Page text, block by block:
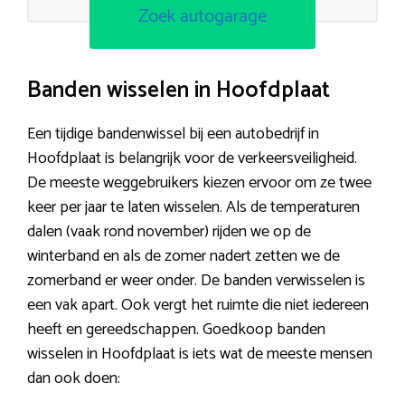
Zoek autogarage
Banden wisselen in Hoofdplaat
Een tijdige bandenwissel bij een autobedrijf in
Hoofdplaat is belangrijk voor de verkeersveiligheid.
De meeste weggebruikers kiezen ervoor om ze twee
keer per jaar te laten wisselen. Als de temperaturen
dalen (vaak rond november) rijden we op de
winterband en als de zomer nadert zetten we de
zomerband er weer onder. De banden verwisselen is
een vak apart. Ook vergt het ruimte die niet iedereen
heeft en gereedschappen. Goedkoop banden
wisselen in Hoofdplaat is iets wat de meeste mensen
dan ook doen: